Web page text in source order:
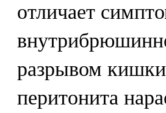
отличает
разрывом
перитонита